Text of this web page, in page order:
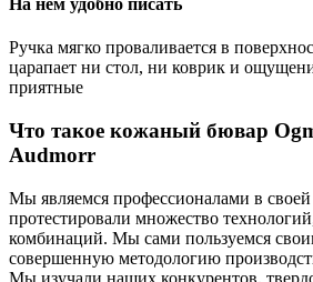
На нем удобно писать
Ручка мягко проваливается в
царапает ни стол, ни коврик и
приятные
Что такое кожаный бювар
Audmorr
Мы являемся профессионалами в
протестировали множество
комбинаций. Мы сами пользуемся
совершенную методологию
Мы изучали наших конкурентов,